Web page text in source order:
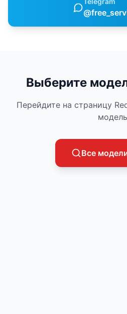
Выберите
Перейдите на страницу
модель
Все